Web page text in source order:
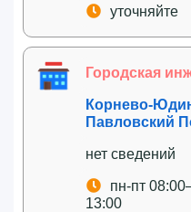
уточняйте
Городская
Корнево-
Павловский
нет сведений
пн-пт
13:00